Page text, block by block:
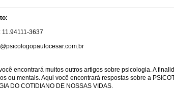
11.94111-3637
encontrará muitos outros artigos sobre psicologia. A
ou mentais. Aqui você encontrará respostas sobre a
DO COTIDIANO DE NOSSAS VIDAS.